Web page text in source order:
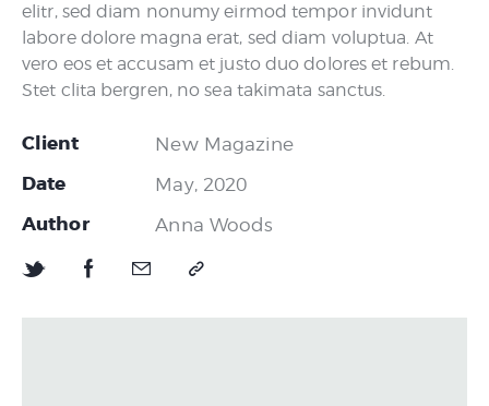
elitr, sed diam nonumy eirmod tempor invidunt
labore dolore magna erat, sed diam voluptua. At
vero eos et accusam et justo duo dolores et rebum.
Stet clita bergren, no sea takimata sanctus.
Client New Magazine
Date May, 2020
Author Anna Woods